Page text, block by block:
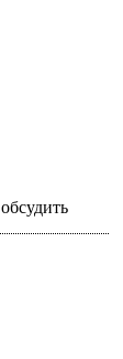
обсудить